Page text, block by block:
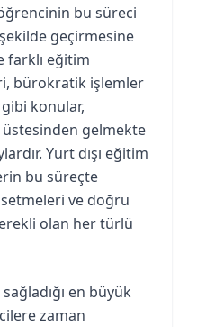
bu süreci
geçirmesine
farklı eğitim
bürokratik işlemler
konular,
gelmekte
Yurt dışı eğitim
bu süreçte
ve doğru
olan her türlü
en büyük
zaman